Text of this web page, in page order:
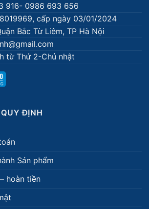
916- 0986 693 656
cấp ngày 03/01/2024
Bắc Từ Liêm, TP Hà Nội
từ Thứ 2-Chủ nhật
ĐỊNH
Sản phẩm
hoàn tiền